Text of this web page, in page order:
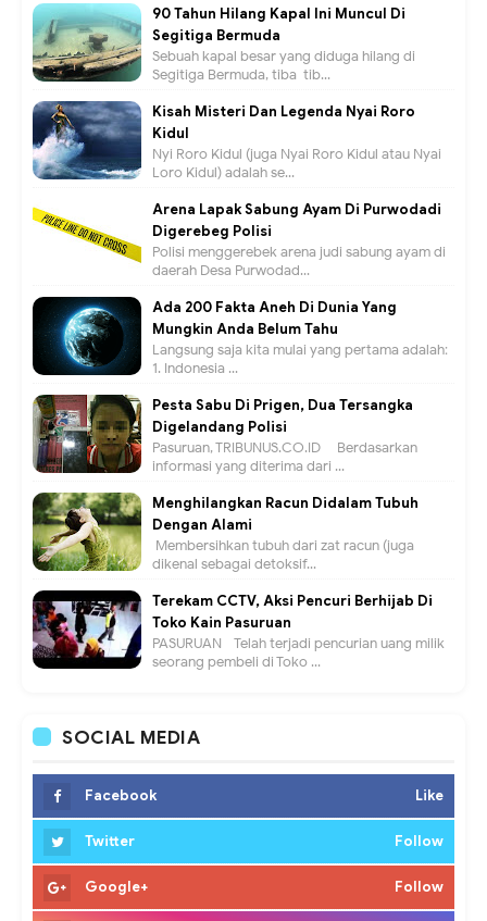
90 Tahun Hilang Kapal Ini Muncul Di
Segitiga Bermuda
Sebuah kapal besar yang diduga hilang di
Segitiga Bermuda, tiba-tib...
Kisah Misteri Dan Legenda Nyai Roro
Kidul
Nyi Roro Kidul (juga Nyai Roro Kidul atau Nyai
Loro Kidul) adalah se...
Arena Lapak Sabung Ayam Di Purwodadi
Digerebeg Polisi
Polisi menggerebek arena judi sabung ayam di
daerah Desa Purwodad...
Ada 200 Fakta Aneh Di Dunia Yang
Mungkin Anda Belum Tahu
Langsung saja kita mulai yang pertama adalah:
1. Indonesia ...
Pesta Sabu Di Prigen, Dua Tersangka
Digelandang Polisi
Pasuruan, TRIBUNUS.CO.ID - Berdasarkan
informasi yang diterima dari ...
Menghilangkan Racun Didalam Tubuh
Dengan Alami
Membersihkan tubuh dari zat racun (juga
dikenal sebagai detoksif...
Terekam CCTV, Aksi Pencuri Berhijab Di
Toko Kain Pasuruan
PASURUAN - Telah terjadi pencurian uang milik
seorang pembeli di Toko ...
SOCIAL MEDIA
Facebook Like
Twitter Follow
Google+ Follow